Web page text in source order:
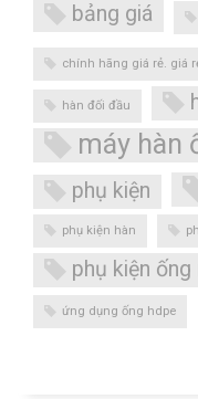
bảng giá
chính hãng giá rẻ. giá
hàn đối đầu
máy hàn
phụ kiện
phụ kiện hàn
phụ kiện
ứng dụng ống hdpe